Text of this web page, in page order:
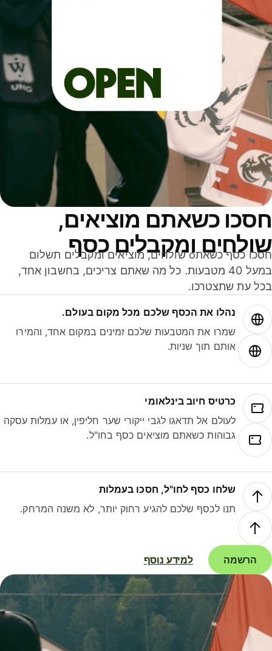
כשאתם מוציאים,
ומקבלים כסף
חסכו כסף כשאתo שולחים, מוציאים ומקבלים תשלום
במעל 40 מטבעות. כל מה שאתם צריכים, בחשבון אחד,
עת שתצטרכו.
נהלו את הכסף שלכם מכל מקום בעולם.
שמרו את המטבעות שלכם זמינים במקום אחד, והמירו
אותם תוך שניות.
כרטיס חיוב בינלאומי
לעולם אל תדאגו לגבי ייקורי שער חליפין, או עמלות עסקה
גבוהות כשאתם מוציאים כסף בחו"ל.
שלחו כסף לחו"ל, חסכו בעמלות
תנו לכסף שלכם להגיע רחוק יותר, לא משנה המרחק.
הרשמה למידע נוסף